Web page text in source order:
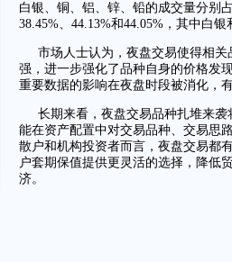
白银、铜、铝、锌、铅的成交量分别
38.45%、44.13%和44.05%，其中白
市场人士认为，夜盘交易使得相
强，进一步强化了品种自身的价格发
重要数据的影响在夜盘时段被消化，
长期来看，夜盘交易品种扎堆来
能在资产配置中对交易品种、交易思
散户和机构投资者而言，夜盘交易都
户套期保值提供更灵活的选择，降低
济。